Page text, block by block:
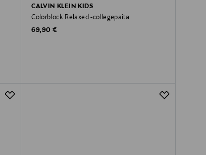
CALVIN KLEIN KIDS
Colorblock Relaxed -collegepaita
Original Price
69,90 €